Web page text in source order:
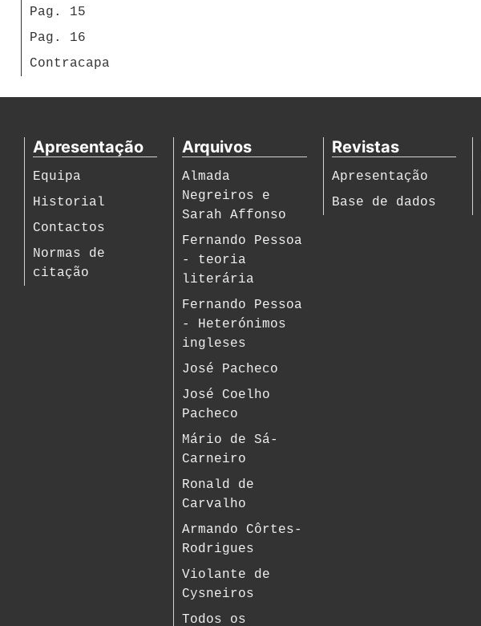
Pag. 15
Pag. 16
Contracapa
Apresentação
Equipa
Historial
Contactos
Normas de
citação
Arquivos
Almada
Negreiros e
Sarah Affonso
Fernando Pessoa
- teoria
literária
Fernando Pessoa
- Heterónimos
ingleses
José Pacheco
José Coelho
Pacheco
Mário de Sá-
Carneiro
Ronald de
Carvalho
Armando Côrtes-
Rodrigues
Violante de
Cysneiros
Todos os
Revistas
Apresentação
Base de dados